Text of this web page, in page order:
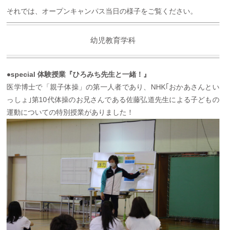
それでは、オープンキャンパス当日の様子をご覧ください。
幼児教育学科
●special 体験授業『ひろみち先生と一緒！』
医学博士で「親子体操」の第一人者であり、NHK｢おかあさんとい
っしょ｣第10代体操のお兄さんである佐藤弘道先生による子どもの
運動についての特別授業がありました！